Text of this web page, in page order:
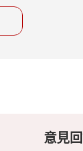
意見